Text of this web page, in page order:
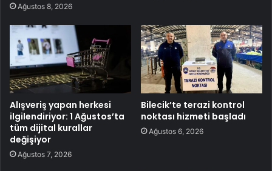
Ağustos 8, 2026
Alışveriş yapan herkesi
ilgilendiriyor: 1 Ağustos’ta
tüm dijital kurallar
değişiyor
Ağustos 7, 2026
Bilecik’te terazi kontrol
noktası hizmeti başladı
Ağustos 6, 2026